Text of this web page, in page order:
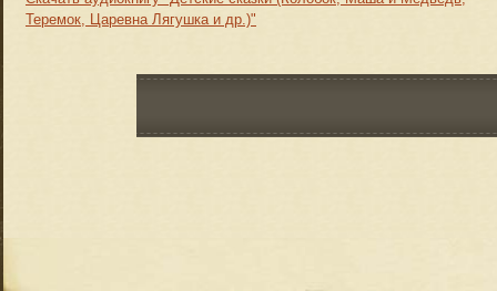
Теремок, Царевна Лягушка и др.)"